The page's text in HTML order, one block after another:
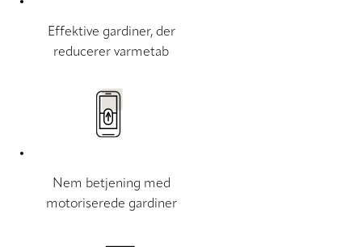
Effektive gardiner, der
reducerer varmetab
Nem betjening med
motoriserede gardiner